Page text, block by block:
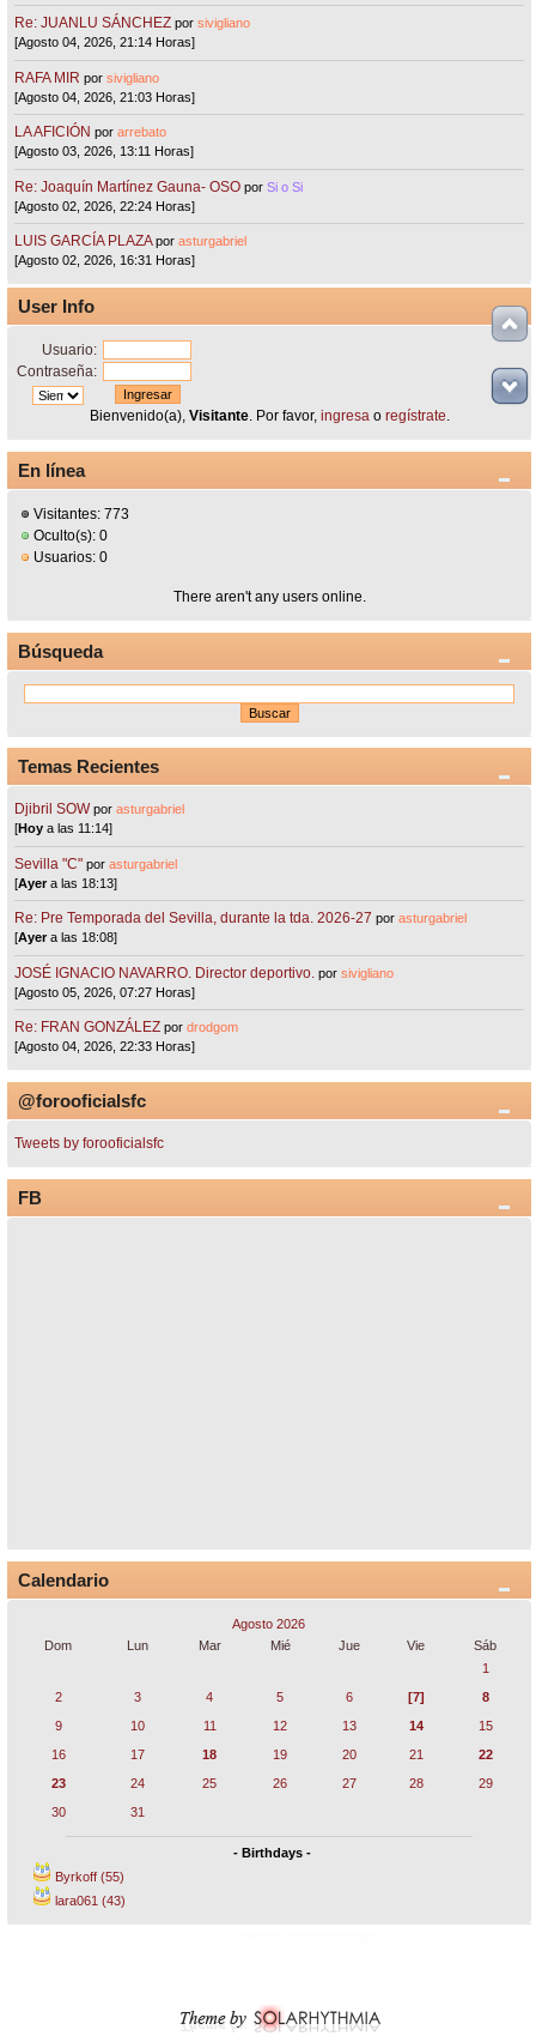
Re: JUANLU SÁNCHEZ porsivigliano
[Agosto 04, 2026, 21:14 Horas]
RAFA MIR porsivigliano
[Agosto 04, 2026, 21:03 Horas]
LA AFICIÓN porarrebato
[Agosto 03, 2026, 13:11 Horas]
Re: Joaquín Martínez Gauna- OSO porSi o Si
[Agosto 02, 2026, 22:24 Horas]
LUIS GARCÍA PLAZA porasturgabriel
[Agosto 02, 2026, 16:31 Horas]
User Info
Usuario:
Contraseña:
Bienvenido(a), Visitante. Por favor, ingresao regístrate.
En línea
Visitantes: 773
Oculto(s): 0
Usuarios: 0
There aren't any users online.
Búsqueda
Temas Recientes
Djibril SOW porasturgabriel
[Hoy a las 11:14]
Sevilla "C"porasturgabriel
[Ayera las 18:13]
Re: Pre Temporada del Sevilla, durante la tda. 2026-27 porasturgabriel
[Ayera las 18:08]
JOSÉ IGNACIO NAVARRO. Director deportivo. porsivigliano
[Agosto 05, 2026, 07:27 Horas]
Re: FRAN GONZÁLEZ pordrodgom
[Agosto 04, 2026, 22:33 Horas]
@forooficialsfc
Tweets by forooficialsfc
FB
Calendario
Agosto 2026
Dom
Lun Mar Mié Jue Vie
Sáb
1
2
3 4 5 6 [7]
8
9
10 11 12 13 14
15
16
17 18 19 20 21
22
23
24 25 26 27 28
29
30
31
- Birthdays -
Byrkoff (55)
lara061 (43)